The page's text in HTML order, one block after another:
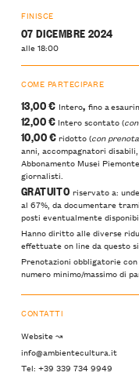
FINISCE
07 DICEMBRE 2024
alle 18:00
COME PARTECIPARE
13,00 € Intero, fino a
12,00 € Intero scontato (
10,00 €ridotto (con
anni, accompagnatori
Abbonamento Musei
giornalisti.
GRATUITO riservato a:
al 67%, da documentare
posti eventualmente
Hanno diritto alle diverse
effettuate on line da questo
Prenotazioni obbligatorie
numero minimo/massimo di
CONTATTI
Website ↝
info@ambientecultura.it
Tel: +39 339 734 9949